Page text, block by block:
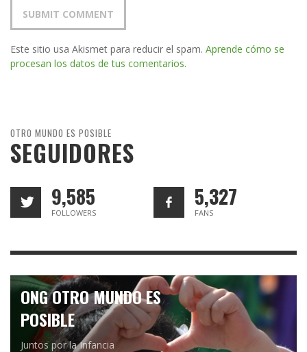
Este sitio usa Akismet para reducir el spam. Aprende cómo se
procesan los datos de tus comentarios.
OTRO MUNDO ES POSIBLE
SEGUIDORES
9,585
FOLLOWERS
5,327
FANS
ONG OTRO MUNDO ES
POSIBLE
Juntos por la Infancia